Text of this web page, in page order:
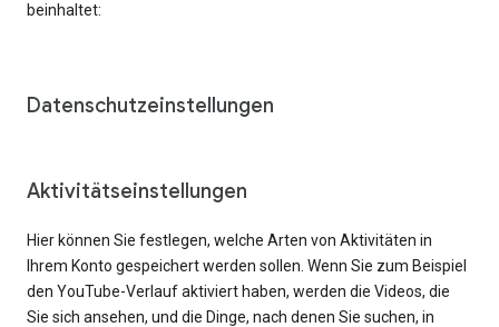
beinhaltet:
Datenschutzeinstellungen
Aktivitätseinstellungen
Hier können Sie festlegen, welche Arten von Aktivitäten in
Ihrem Konto gespeichert werden sollen. Wenn Sie zum Beispiel
den YouTube-Verlauf aktiviert haben, werden die Videos, die
Sie sich ansehen, und die Dinge, nach denen Sie suchen, in